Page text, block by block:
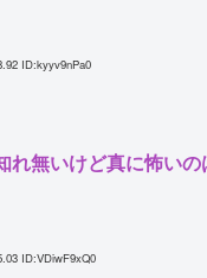
ID:kyyv9nPa0
れ無いけど真に怖い
ID:VDiwF9xQ0